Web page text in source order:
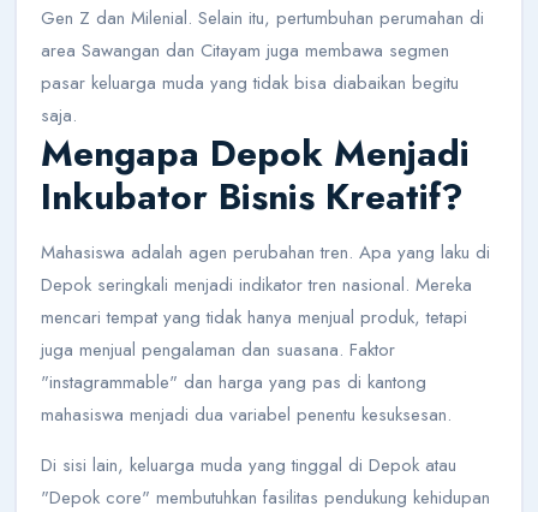
Gen Z dan Milenial. Selain itu, pertumbuhan perumahan di
area Sawangan dan Citayam juga membawa segmen
pasar keluarga muda yang tidak bisa diabaikan begitu
saja.
Mengapa Depok Menjadi
Inkubator Bisnis Kreatif?
Mahasiswa adalah agen perubahan tren. Apa yang laku di
Depok seringkali menjadi indikator tren nasional. Mereka
mencari tempat yang tidak hanya menjual produk, tetapi
juga menjual pengalaman dan suasana. Faktor
"instagrammable" dan harga yang pas di kantong
mahasiswa menjadi dua variabel penentu kesuksesan.
Di sisi lain, keluarga muda yang tinggal di Depok atau
"Depok core" membutuhkan fasilitas pendukung kehidupan